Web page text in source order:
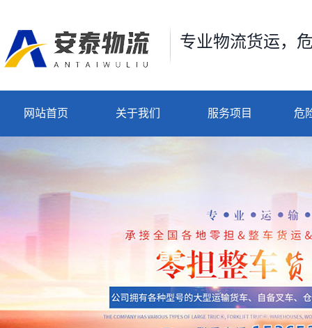
专业物流货运，
网站首页 关于我们 服务项目 危